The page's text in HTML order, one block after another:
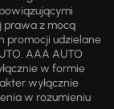
prawa z mocą
promocji udzielane
AAA AUTO
w formie
wyłącznie
w rozumieniu